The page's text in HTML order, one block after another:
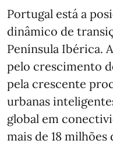
Portugal está a
dinâmico de
Península Ibérica.
pelo crescimento
pela crescente
urbanas
global em
mais de 18